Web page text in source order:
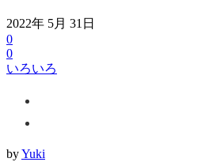
2022年 5月 31日
0
0
いろいろ
byYuki